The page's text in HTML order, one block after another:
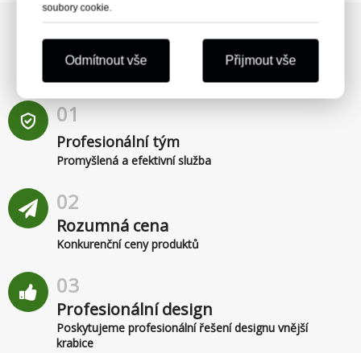
NAŠE SLUŽBA
01
Profesionální tým
Promyšlená a efektivní služba
02
Rozumná cena
Konkurenční ceny produktů
03
Profesionální design
Poskytujeme profesionální řešení designu vnější
krabice
soubory cookie.
Odmítnout vše Přijmout vše